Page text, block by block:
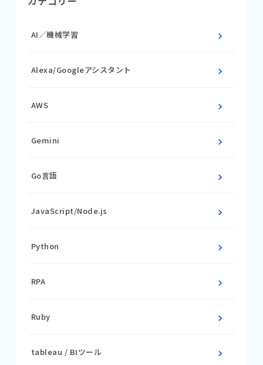
AI／機械学習
Alexa/Googleアシスタント
AWS
Gemini
Go言語
JavaScript/Node.js
Python
RPA
Ruby
tableau / BIツール